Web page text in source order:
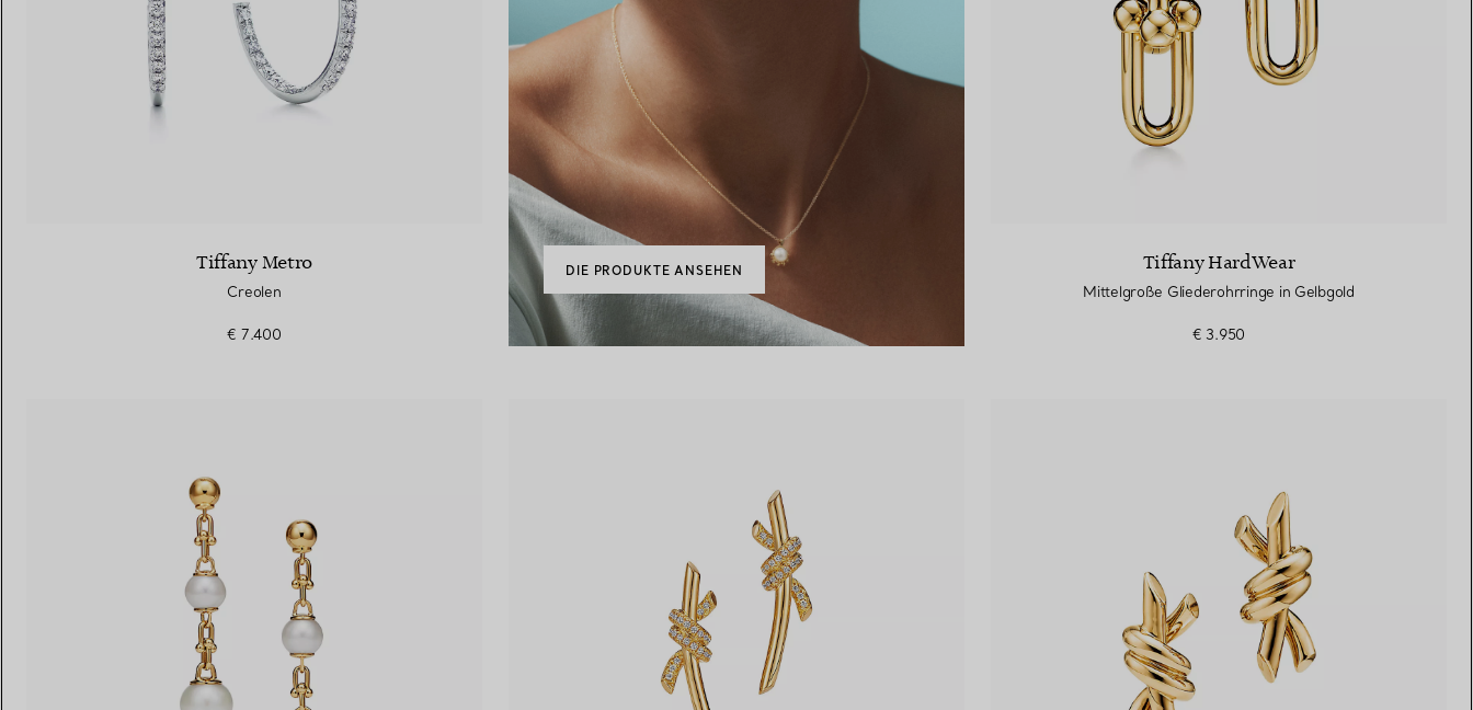
Tiffany Metro
Creolen
€ 7.400
DIE PRODUKTE ANSEHEN Tiffany HardWear
Mittelgroße Gliederohrringe in Gelbgold
€ 3.950